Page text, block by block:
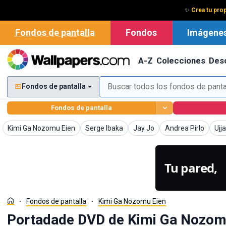
✨ Crea tu
Fondos de pantalla Fondos
A-Z Colecciones
Fondos de pantalla
Fondos de pantalla
Kimi Ga Nozomu Eien
Fondos de pantalla Serge Ibaka
Fondos de pantalla
Jay Jo
Fondos de pantalla
Andrea Pirlo
Fondos de pantalla
Tu pared,
Fondos de pantalla Kimi Ga Nozomu Eien
Portadade DVD de Kimi Ga